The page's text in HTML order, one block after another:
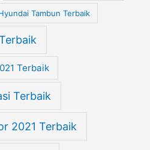
Tambun Terbaik
Terbaik
Terbaik
2021 Terbaik